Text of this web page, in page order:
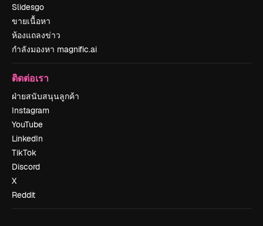
Slidesgo
ขายเนื้อหา
ห้องแถลงข่าว
กำลังมองหา magnific.ai
ติดต่อเรา
ฝ่ายสนับสนุนลูกค้า
Instagram
YouTube
LinkedIn
TikTok
Discord
X
Reddit